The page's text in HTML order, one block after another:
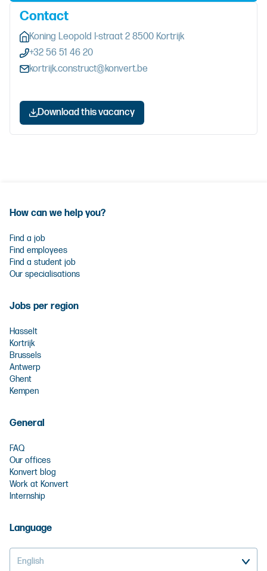
Contact
Koning Leopold I-straat 2 8500 Kortrijk
+32 56 51 46 20
kortrijk.construct@konvert.be
Download this vacancy
How can we help you?
Find a job
Find employees
Find a student job
Our specialisations
Jobs per region
Hasselt
Kortrijk
Brussels
Antwerp
Ghent
Kempen
General
FAQ
Our offices
Konvert blog
Work at Konvert
Internship
Language
English